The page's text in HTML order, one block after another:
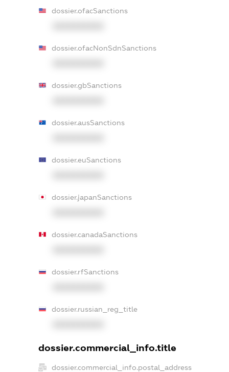
dossier.ofacSanctions
dossier.ofacNonSdnSanctions
dossier.gbSanctions
dossier.ausSanctions
dossier.euSanctions
dossier.japanSanctions
dossier.canadaSanctions
dossier.rfSanctions
dossier.russian_reg_title
dossier.commercial_info.title
dossier.commercial_info.postal_address